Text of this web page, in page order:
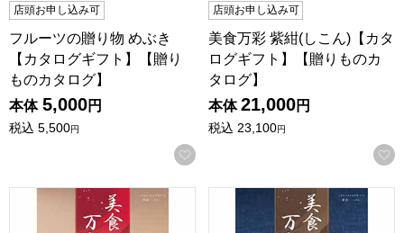
店頭お申し込み可
フルーツの贈り物 めぶき
【カタログギフト】【贈り
ものカタログ】
本体 5,000円
税込 5,500円
お気に入りに登録する
店頭お申し込み可
美食万彩 紫紺(しこん)【カタ
ログギフト】【贈りものカ
タログ】
本体 21,000円
税込 23,100円
美食万彩 真紅(しんく)【カタログギフト】【贈りものカタロ
美食万彩 黄金(こがね)【カ